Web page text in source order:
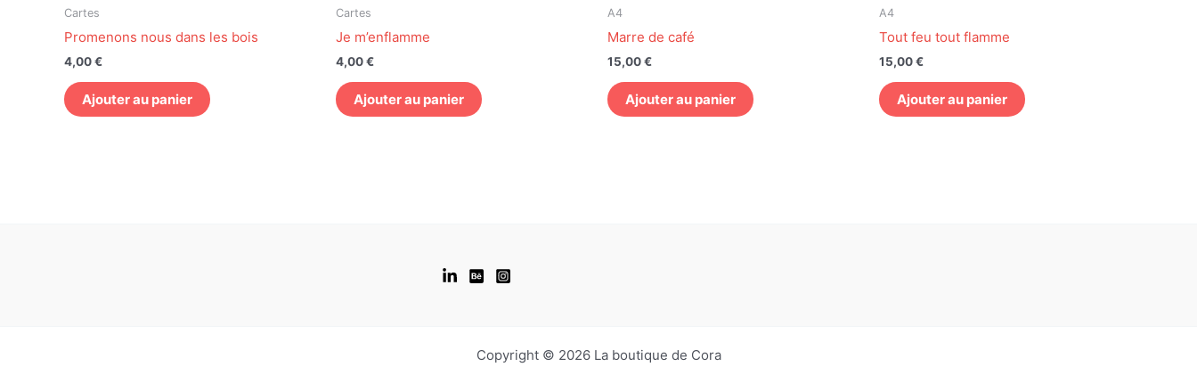
Cartes
Promenons nous dans les bois
4,00€
Ajouter au panier
Cartes
Je m’enflamme
4,00€
Ajouter au panier
A4
Marre de café
15,00€
Ajouter au panier
A4
Tout feu tout flamme
15,00€
Ajouter au panier
Copyright © 2026 La boutique de Cora